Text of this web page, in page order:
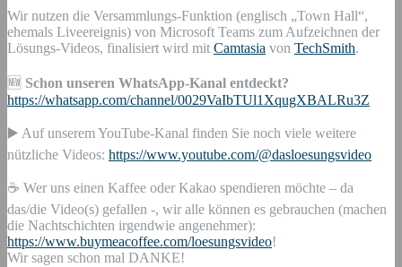
Wir nutzen die Versammlungs-Funktion (englisch „Town Hall“,
ehemals Liveereignis) von Microsoft Teams zum Aufzeichnen der
Lösungs-Videos, finalisiert wird mit Camtasia von TechSmith.
🆕 Schon unseren WhatsApp-Kanal entdeckt?
https://whatsapp.com/channel/0029VaIbTUl1XqugXBALRu3Z
▶️ Auf unserem YouTube-Kanal finden Sie noch viele weitere
nützliche Videos: https://www.youtube.com/@dasloesungsvideo
☕ Wer uns einen Kaffee oder Kakao spendieren möchte – da
das/die Video(s) gefallen -, wir alle können es gebrauchen (machen
die Nachtschichten irgendwie angenehmer):
https://www.buymeacoffee.com/loesungsvideo!
Wir sagen schon mal DANKE!